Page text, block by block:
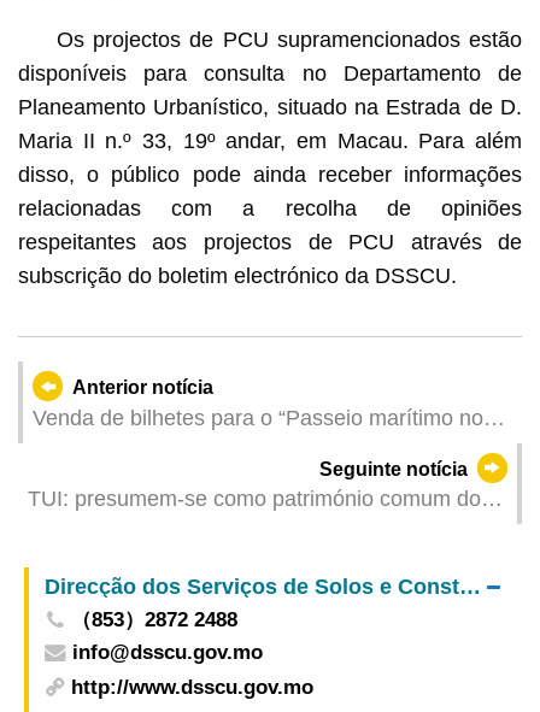
Os projectos de PCU supramencionados estão
disponíveis para consulta no Departamento de
Planeamento Urbanístico, situado na Estrada de D.
Maria II n.º 33, 19º andar, em Macau. Para além
disso, o público pode ainda receber informações
relacionadas com a recolha de opiniões
respeitantes aos projectos de PCU através de
subscrição do boletim electrónico da DSSCU.
Anterior notícia
Venda de bilhetes para o “Passeio marítimo no
Seguinte notícia
TUI: presumem-se como património comum do
constância do casamento em regime da
comunhão de adquiridos
Direcção dos Serviços de Solos e Construção Urbana
（853）2872 2488
info@dsscu.gov.mo
http://www.dsscu.gov.mo